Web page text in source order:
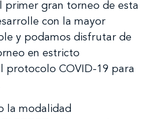
primer gran torneo de esta
con la mayor
y podamos disfrutar de
en estricto
protocolo COVID-19 para
la modalidad